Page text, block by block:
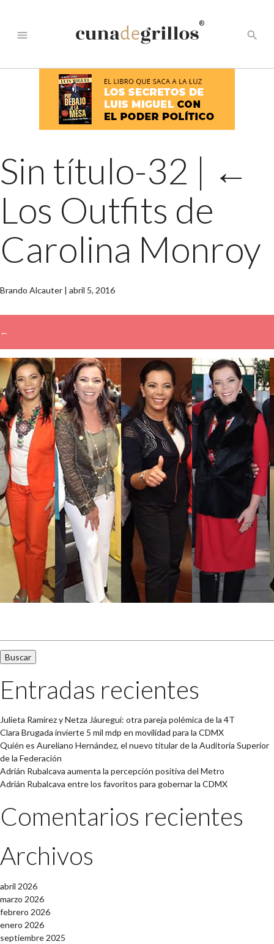
menu
®
search
Sin título-32 | ←
Los Outfits de
Carolina Monroy
Brando Alcauter | abril 5, 2016
←
→
Entradas recientes
Julieta Ramírez y Netza Jáuregui: otra pareja polémica de la 4T
Clara Brugada invierte 5 mil mdp en movilidad para la CDMX
Quién es Aureliano Hernández, el nuevo titular de la Auditoría Superior
de la Federación
Adrián Rubalcava aumenta la percepción positiva del Metro
Adrián Rubalcava entre los favoritos para gobernar la CDMX
Comentarios recientes
Archivos
abril 2026
marzo 2026
febrero 2026
enero 2026
septiembre 2025